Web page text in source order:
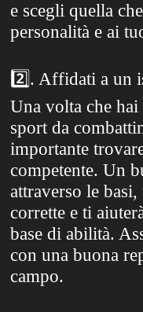
e scegli quella
personalità e ai
2️⃣. Affidati a un
Una volta che
sport da
importante
competente. Un
attraverso le
corrette e ti
base di abilità.
con una buona
campo.